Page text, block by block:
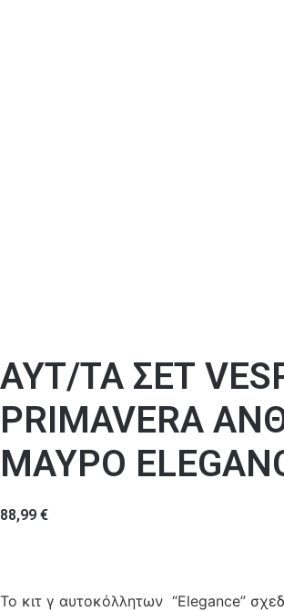
ΑΥΤ/ΤΑ ΣΕΤ
PRIMAVERA
ΜΑΥΡO
88,99 €
Το κιτ γ αυτοκόλλητων “Elegance”